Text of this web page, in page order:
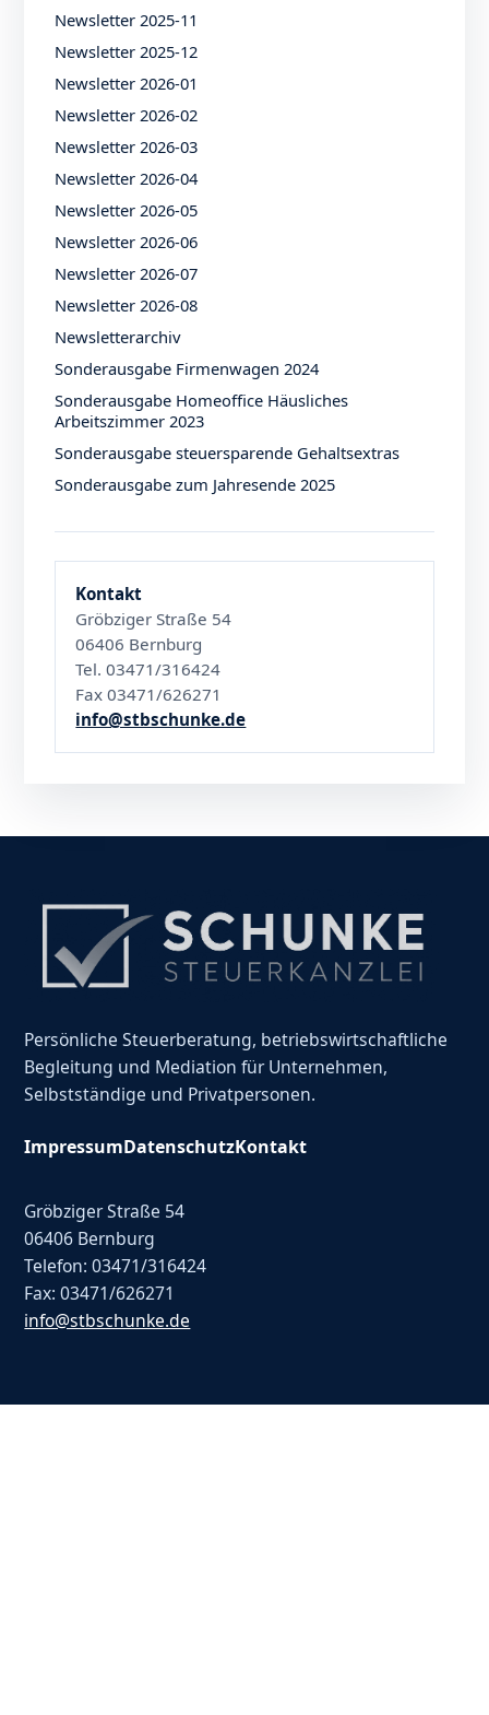
Newsletter 2025-11
Newsletter 2025-12
Newsletter 2026-01
Newsletter 2026-02
Newsletter 2026-03
Newsletter 2026-04
Newsletter 2026-05
Newsletter 2026-06
Newsletter 2026-07
Newsletter 2026-08
Newsletterarchiv
Sonderausgabe Firmenwagen 2024
Sonderausgabe Homeoffice Häusliches
Arbeitszimmer 2023
Sonderausgabe steuersparende Gehaltsextras
Sonderausgabe zum Jahresende 2025
Kontakt
Gröbziger Straße 54
06406 Bernburg
Tel. 03471/316424
Fax 03471/626271
info@stbschunke.de
Persönliche Steuerberatung, betriebswirtschaftliche
Begleitung und Mediation für Unternehmen,
Selbstständige und Privatpersonen.
ImpressumDatenschutzKontakt
Gröbziger Straße 54
06406 Bernburg
Telefon: 03471/316424
Fax: 03471/626271
info@stbschunke.de